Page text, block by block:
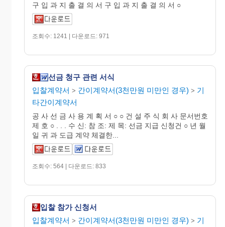
구 입 과 지 출 결 의 서 구 입 과 지 출 결 의 서 ○
조회수: 1241 | 다운로드: 971
선금 청구 관련 서식
입찰계약서 > 간이계약서(3천만원 미만인 경우) > 기
타간이계약서
공 사 선 금 사 용 계 획 서 ○ ○ 건 설 주 식 회 사 문서번호
제 호 ○ . . . 수 신: 참 조: 제 목: 선금 지급 신청건 ○ 년 월
일 귀 과 도급 계약 체결한...
조회수: 564 | 다운로드: 833
입찰 참가 신청서
입찰계약서 > 간이계약서(3천만원 미만인 경우) > 기